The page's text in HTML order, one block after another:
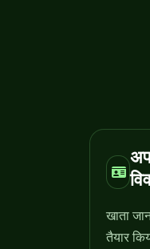
खाता
तैयार